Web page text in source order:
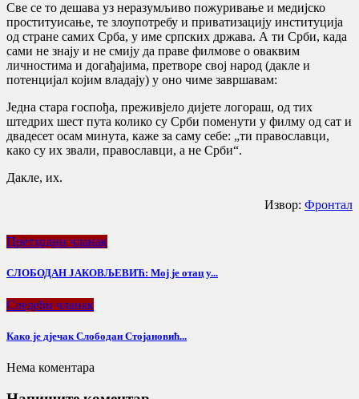
Све се то дешава уз неразумљиво пожуривање и медијско
проституисање, те злоупотребу и приватизацију институција
од стране самих Срба, у име српских држава. А ти Срби, када
сами не знају и не смију да праве филмове о оваквим
личностима и догађајима, претворе свој народ (дакле и
потенцијал којим владају) у оно чиме завршавам:
Једна стара госпођа, преживјело дијете логораш, од тих
штедрих шест пута колико су Срби поменути у филму од сат и
двадесет осам минута, каже за саму себе: „ти православци,
како су их звали, православци, а не Срби“.
Дакле, их.
Извор: Фронтал
Претходни чланак
СЛОБОДАН ЈАКОВЉЕВИЋ: Мој је отац у...
Следећи чланак
Како је дјечак Слободан Стојановић...
Нема коментара